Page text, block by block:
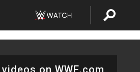
on WWE.com